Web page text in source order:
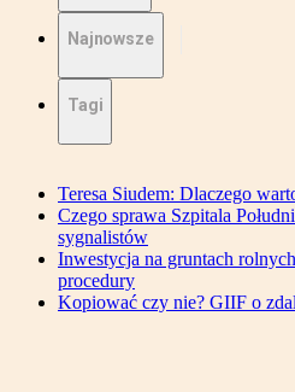
Najnowsze
Tagi
Teresa Siudem: Dlaczego
Czego sprawa Szpitala
sygnalistów
Inwestycja na gruntach
procedury
Kopiować czy nie? GIIF o